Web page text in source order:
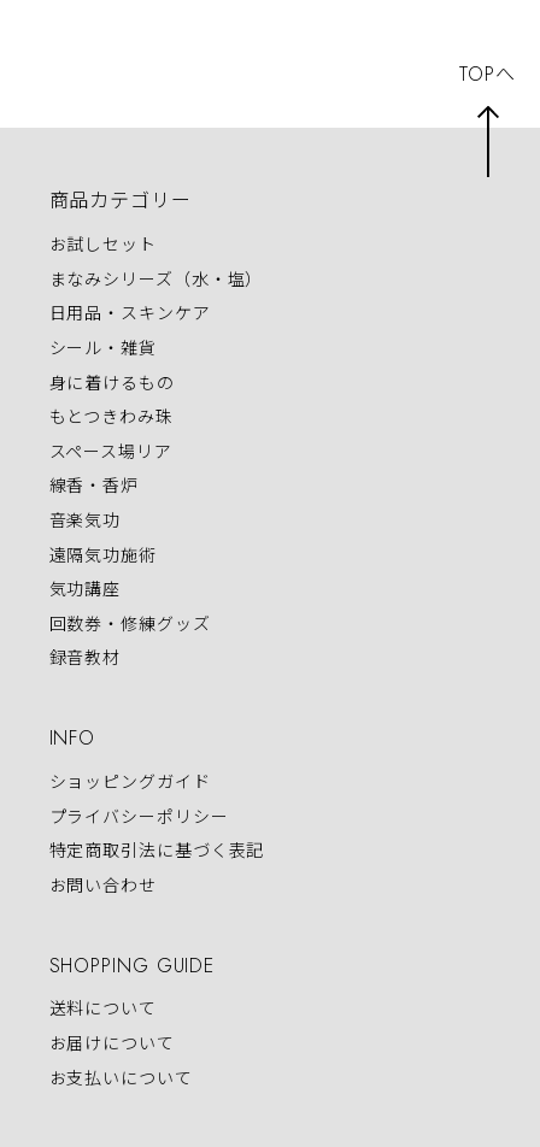
商品カテゴリー
お試しセット
まなみシリーズ（水・塩）
日用品・スキンケア
シール・雑貨
身に着けるもの
もとつきわみ珠
スペース場リア
線香・香炉
音楽気功
遠隔気功施術
気功講座
回数券・修練グッズ
録音教材
INFO
ショッピングガイド
プライバシーポリシー
特定商取引法に基づく表記
お問い合わせ
SHOPPING GUIDE
送料について
お届けについて
お支払いについて
TOPへ